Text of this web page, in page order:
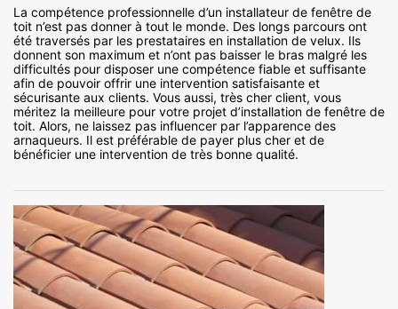
La compétence professionnelle d’un installateur de fenêtre de
toit n’est pas donner à tout le monde. Des longs parcours ont
été traversés par les prestataires en installation de velux. Ils
donnent son maximum et n’ont pas baisser le bras malgré les
difficultés pour disposer une compétence fiable et suffisante
afin de pouvoir offrir une intervention satisfaisante et
sécurisante aux clients. Vous aussi, très cher client, vous
méritez la meilleure pour votre projet d’installation de fenêtre de
toit. Alors, ne laissez pas influencer par l’apparence des
arnaqueurs. Il est préférable de payer plus cher et de
bénéficier une intervention de très bonne qualité.